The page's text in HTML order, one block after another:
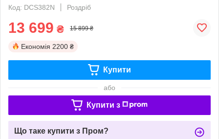
Код: DCS382N
Роздріб
13 699 ₴ 15 899 ₴
Економія 2200 ₴
Купити
або
Купити з
Що таке купити з Пром?